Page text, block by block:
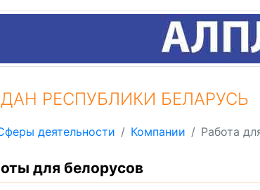
РЕСПУБЛИКИ БЕЛАРУСЬ
деятельности Компании Работа
для белорусов